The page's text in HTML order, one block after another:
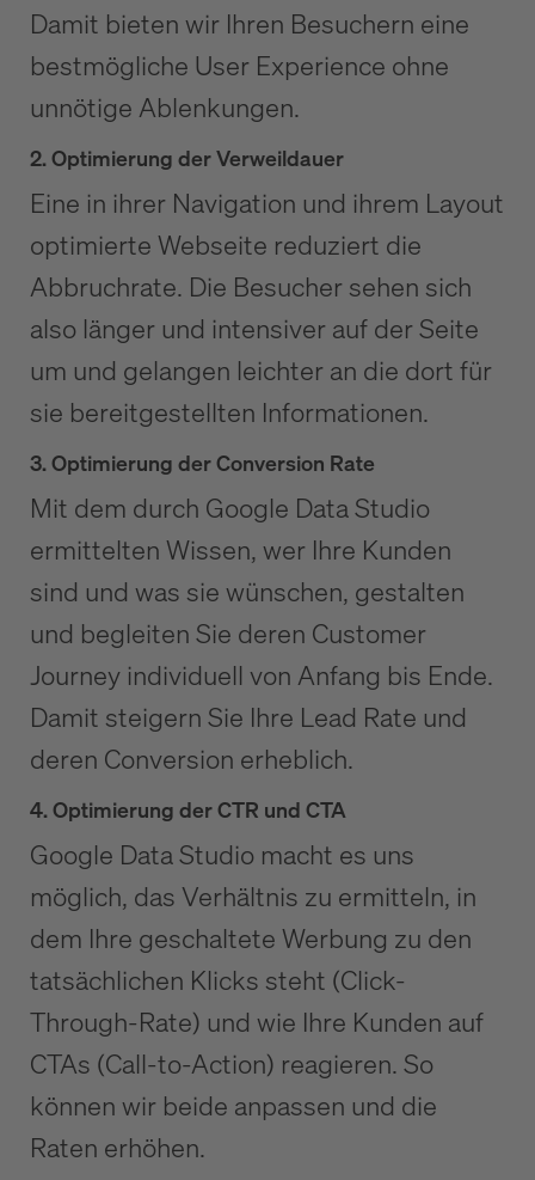
Damit bieten wir Ihren Besuchern eine
bestmögliche User Experience ohne
unnötige Ablenkungen.
2. Optimierung der Verweildauer
Eine in ihrer Navigation und ihrem Layout
optimierte Webseite reduziert die
Abbruchrate. Die Besucher sehen sich
also länger und intensiver auf der Seite
um und gelangen leichter an die dort für
sie bereitgestellten Informationen.
3. Optimierung der Conversion Rate
Mit dem durch Google Data Studio
ermittelten Wissen, wer Ihre Kunden
sind und was sie wünschen, gestalten
und begleiten Sie deren Customer
Journey individuell von Anfang bis Ende.
Damit steigern Sie Ihre Lead Rate und
deren Conversion erheblich.
4. Optimierung der CTR und CTA
Google Data Studio macht es uns
möglich, das Verhältnis zu ermitteln, in
dem Ihre geschaltete Werbung zu den
tatsächlichen Klicks steht (Click-
Through-Rate) und wie Ihre Kunden auf
CTAs (Call-to-Action) reagieren. So
können wir beide anpassen und die
Raten erhöhen.